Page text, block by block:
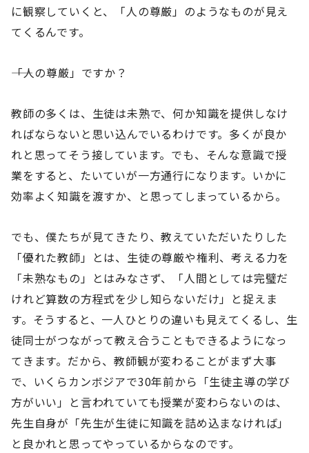
に観察していくと、「人の尊厳」のようなものが見え
てくるんです。
――「人の尊厳」ですか？
教師の多くは、生徒は未熟で、何か知識を提供しなけ
ればならないと思い込んでいるわけです。多くが良か
れと思ってそう接しています。でも、そんな意識で授
業をすると、たいていが一方通行になります。いかに
効率よく知識を渡すか、と思ってしまっているから。
でも、僕たちが見てきたり、教えていただいたりした
「優れた教師」とは、生徒の尊厳や権利、考える力を
「未熟なもの」とはみなさず、「人間としては完璧だ
けれど算数の方程式を少し知らないだけ」と捉えま
す。そうすると、一人ひとりの違いも見えてくるし、生
徒同士がつながって教え合うこともできるようになっ
てきます。だから、教師観が変わることがまず大事
で、いくらカンボジアで30年前から「生徒主導の学び
方がいい」と言われていても授業が変わらないのは、
先生自身が「先生が生徒に知識を詰め込まなければ」
と良かれと思ってやっているからなのです。